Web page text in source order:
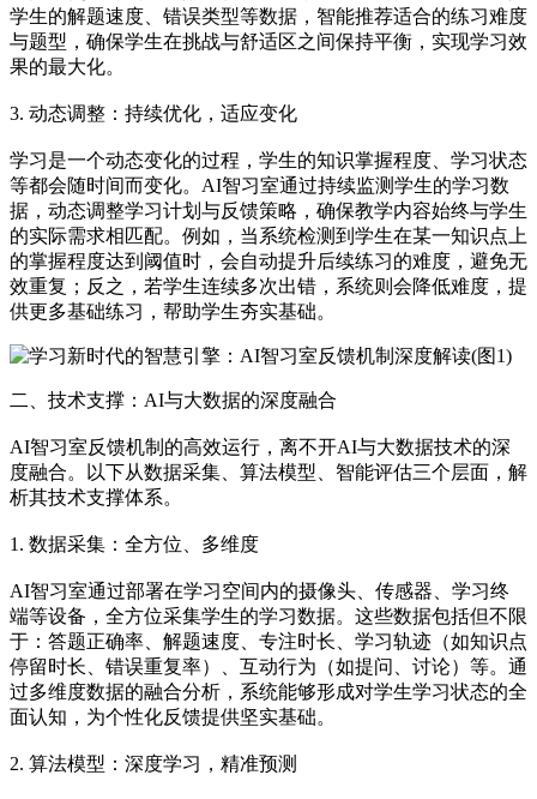
学生的解题速度、错误类型等数据，智能推荐适合的练习难度
与题型，确保学生在挑战与舒适区之间保持平衡，实现学习效
果的最大化。
3. 动态调整：持续优化，适应变化
学习是一个动态变化的过程，学生的知识掌握程度、学习状态
等都会随时间而变化。AI智习室通过持续监测学生的学习数
据，动态调整学习计划与反馈策略，确保教学内容始终与学生
的实际需求相匹配。例如，当系统检测到学生在某一知识点上
的掌握程度达到阈值时，会自动提升后续练习的难度，避免无
效重复；反之，若学生连续多次出错，系统则会降低难度，提
供更多基础练习，帮助学生夯实基础。
二、技术支撑：AI与大数据的深度融合
AI智习室反馈机制的高效运行，离不开AI与大数据技术的深
度融合。以下从数据采集、算法模型、智能评估三个层面，解
析其技术支撑体系。
1. 数据采集：全方位、多维度
AI智习室通过部署在学习空间内的摄像头、传感器、学习终
端等设备，全方位采集学生的学习数据。这些数据包括但不限
于：答题正确率、解题速度、专注时长、学习轨迹（如知识点
停留时长、错误重复率）、互动行为（如提问、讨论）等。通
过多维度数据的融合分析，系统能够形成对学生学习状态的全
面认知，为个性化反馈提供坚实基础。
2. 算法模型：深度学习，精准预测